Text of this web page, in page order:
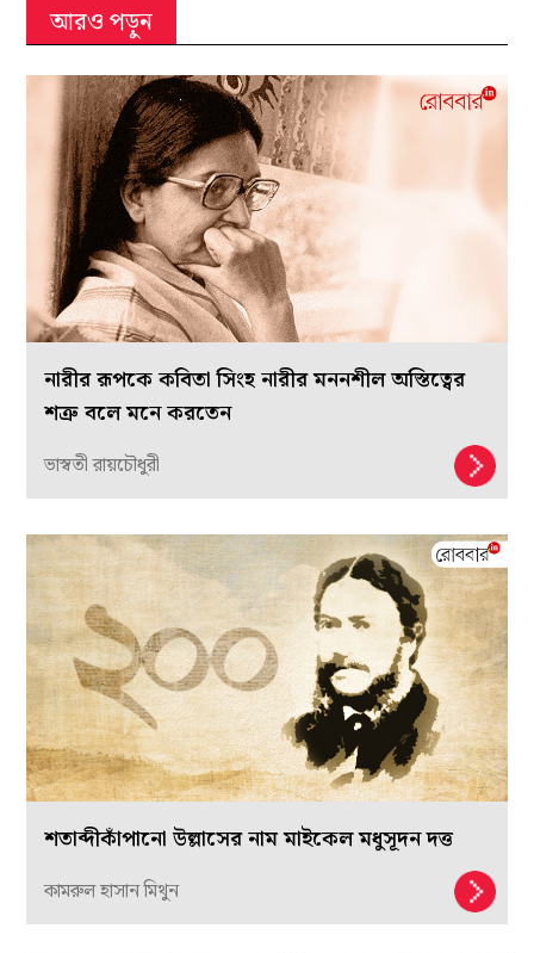
আরও পড়ুন
নারীর রূপকে কবিতা সিংহ নারীর মননশীল অস্তিত্বের
শত্রু বলে মনে করতেন
ভাস্বতী রায়চৌধুরী
শতাব্দীকাঁপানো উল্লাসের নাম মাইকেল মধুসূদন দত্ত
কামরুল হাসান মিথুন